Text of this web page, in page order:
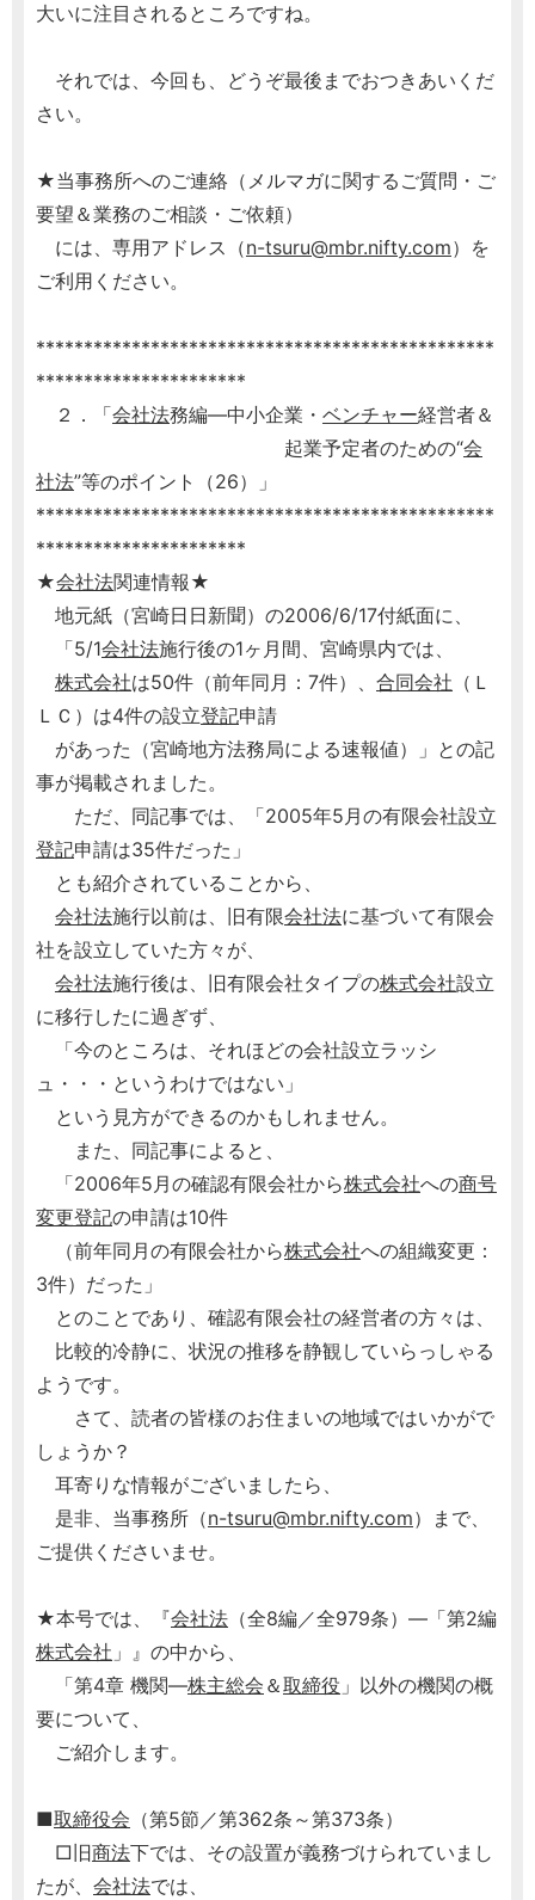
大いに注目されるところですね。
それでは、今回も、どうぞ最後までおつきあいくだ
さい。
★当事務所へのご連絡（メルマガに関するご質問・ご
要望＆業務のご相談・ご依頼）
には、専用アドレス（n-tsuru@mbr.nifty.com）を
ご利用ください。
************************************************
**********************
２．「会社法務編―中小企業・ ベンチャー経営者＆
起業予定者のための“会
社法”等のポイント（26）」
************************************************
**********************
★会社法関連情報★
地元紙（宮崎日日新聞）の2006/6/17付紙面に、
「5/1会社法施行後の1ヶ月間、宮崎県内では、
株式会社は50件（前年同月：7件）、 合同会社 （Ｌ
ＬＣ）は4件の設立登記申請
があった（宮崎地方法務局による速報値）」との記
事が掲載されました。
ただ、同記事では、「2005年5月の有限会社設立
登記申請は35件だった」
とも紹介されていることから、
会社法施行以前は、旧有限会社法に基づいて有限会
社を設立していた方々が、
会社法施行後は、旧有限会社タイプの株式会社設立
に移行したに過ぎず、
「今のところは、それほどの会社設立ラッシ
ュ・・・というわけではない」
という見方ができるのかもしれません。
また、同記事によると、
「2006年5月の確認有限会社から株式会社への商号
変更登記の申請は10件
（前年同月の有限会社から株式会社への組織変更：
3件）だった」
とのことであり、確認有限会社の経営者の方々は、
比較的冷静に、状況の推移を静観していらっしゃる
ようです。
さて、読者の皆様のお住まいの地域ではいかがで
しょうか？
耳寄りな情報がございましたら、
是非、当事務所（n-tsuru@mbr.nifty.com）まで、
ご提供くださいませ。
★本号では、『会社法 （全8編／全979条）―「第2編
株式会社 」』の中から、
「第4章 機関―株主総会 ＆取締役 」以外の機関の概
要について、
ご紹介します。
■取締役会 （第5節／第362条～第373条）
□旧商法下では、その設置が義務づけられていまし
たが、 会社法では、